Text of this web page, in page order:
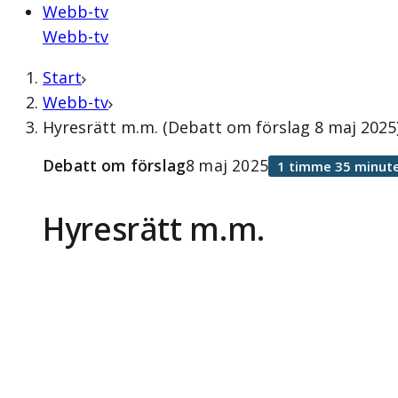
Webb-tv
Webb-tv
Start
Webb-tv
Hyresrätt m.m. (Debatt om förslag 8 maj
Hyresrätt m.m.
Debatt om förslag8 maj 2025 1 timme 35